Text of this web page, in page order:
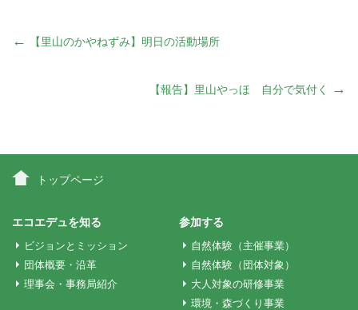
投
ビ
ゲ
ー
← 【里山のかやねずみ】明日の活動場所
【報告】里山やっほ 自分で気付く →
トップページ
エコエデュを知る
ビジョンとミッション
団体概要・沿革
理事会・事務局紹介
参加する
自然体験（主催事業）
自然体験（団体対象）
大人対象の研修事業
環境・森づくり事業